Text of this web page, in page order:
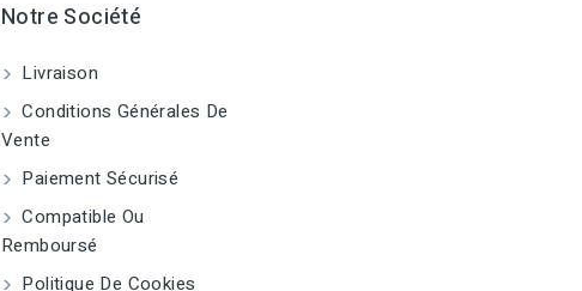
Notre Société
Livraison
Conditions Générales De
Vente
Paiement Sécurisé
Compatible Ou
Remboursé
Politique De Cookies